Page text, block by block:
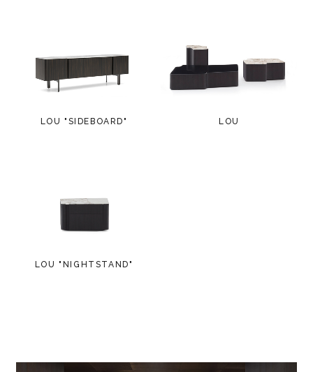
LOU "SIDEBOARD" LOU
LOU "NIGHTSTAND"